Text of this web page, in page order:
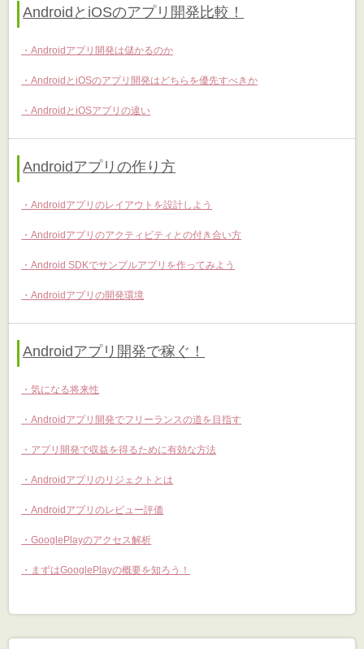
AndroidとiOSのアプリ開発比較！
Androidアプリ開発は儲かるのか
AndroidとiOSのアプリ開発はどちらを優先すべきか
AndroidとiOSアプリの違い
Androidアプリの作り方
Androidアプリのレイアウトを設計しよう
Androidアプリのアクティビティとの付き合い方
Android SDKでサンプルアプリを作ってみよう
Androidアプリの開発環境
Androidアプリ開発で稼ぐ！
気になる将来性
Androidアプリ開発でフリーランスの道を目指す
アプリ開発で収益を得るために有効な方法
Androidアプリのリジェクトとは
Androidアプリのレビュー評価
GooglePlayのアクセス解析
まずはGooglePlayの概要を知ろう！